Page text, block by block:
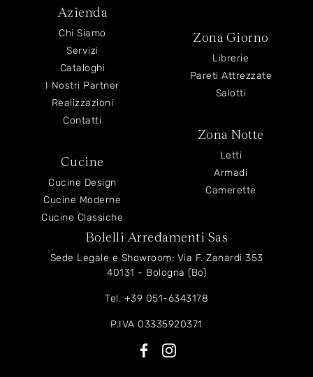
Azienda
Chi Siamo
Servizi
Cataloghi
I Nostri Partner
Realizzazioni
Contatti
Cucine
Cucine Design
Cucine Moderne
Cucine Classiche
Zona Giorno
Librerie
Pareti Attrezzate
Salotti
Zona Notte
Letti
Armadi
Camerette
Bolelli Arredamenti Sas
Sede Legale e Showroom: Via F. Zanardi 353
40131 - Bologna (Bo)
Tel. +39 051-6343178
P.IVA 03335920371